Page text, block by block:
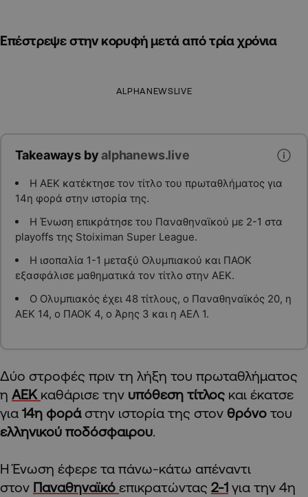
Επέστρεψε στην κορυφή μετά από τρία χρόνια
ALPHANEWSLIVE
Takeaways byalphanews.live
Η ΑΕΚ κατέκτησε τον τίτλο του πρωταθλήματος για
14η φορά στην ιστορία της.
Η Ένωση επικράτησε του Παναθηναϊκού με 2-1 στα
playoffs της Stoiximan Super League.
Η ισοπαλία 1-1 μεταξύ Ολυμπιακού και ΠΑΟΚ
εξασφάλισε μαθηματικά τον τίτλο στην ΑΕΚ.
Ο Ολυμπιακός έχει 48 τίτλους, ο Παναθηναϊκός 20, η
ΑΕΚ 14, ο ΠΑΟΚ 4, ο Άρης 3 και η ΑΕΛ 1.
Δύο στροφές πριν τη λήξη του πρωταθλήματος
η ΑΕΚ καθάρισε την υπόθεση τίτλος και έκατσε
για 14η φοράστην ιστορία της στον θρόνο του
ελληνικού ποδόσφαιρου.
Η Ένωση έφερε τα πάνω-κάτω απέναντι
στον Παναθηναϊκό επικρατώντας 2-1 για την 4η